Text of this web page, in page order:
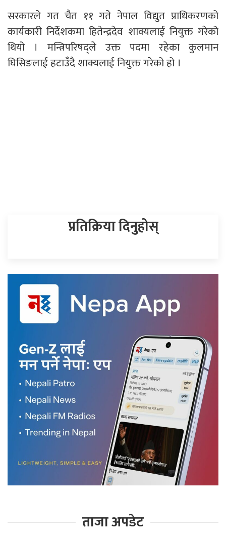
सरकारले गत चैत ११ गते नेपाल विद्युत प्राधिकरणको
कार्यकारी निर्देशकमा हितेन्द्रदेव शाक्यलाई नियुक्त गरेको
थियो । मन्त्रिपरिषद्ले उक्त पदमा रहेका कुलमान
घिसिङलाई हटाउँदै शाक्यलाई नियुक्त गरेको हो ।
प्रतिक्रिया दिनुहोस्
ताजा अपडेट